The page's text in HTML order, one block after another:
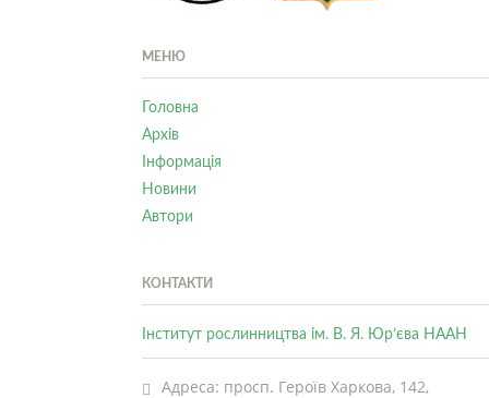
МЕНЮ
Головна
Архів
Інформація
Новини
Автори
КОНТАКТИ
Інститут рослинництва ім. В. Я. Юр’єва НААН
Адреса: просп. Героїв Харкова, 142,